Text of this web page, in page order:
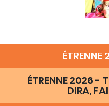
ÉTRENNE
ÉTRENNE 2026 -
DIRA,